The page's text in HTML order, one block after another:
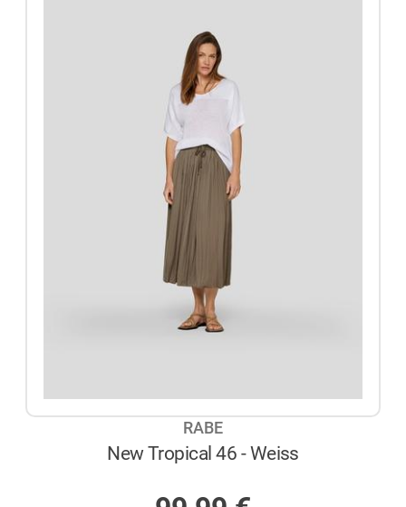
RABE
New Tropical 46 - Weiss